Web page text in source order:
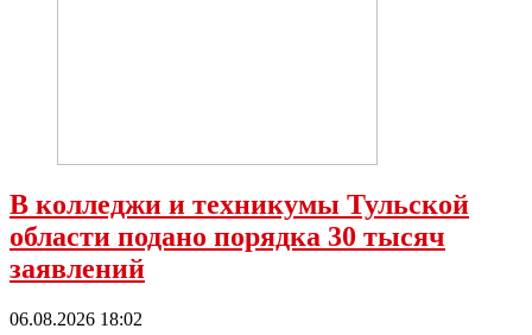
В колледжи и техникумы Тульской
области подано порядка 30 тысяч
заявлений
06.08.2026 18:02